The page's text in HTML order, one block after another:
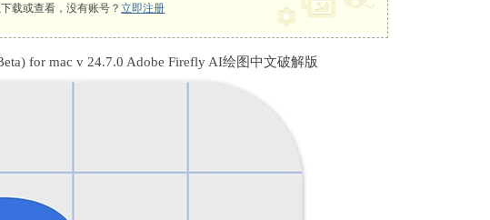
载或查看，没有账号？立即注册
for mac v 24.7.0 Adobe Firefly AI绘图中文破解版